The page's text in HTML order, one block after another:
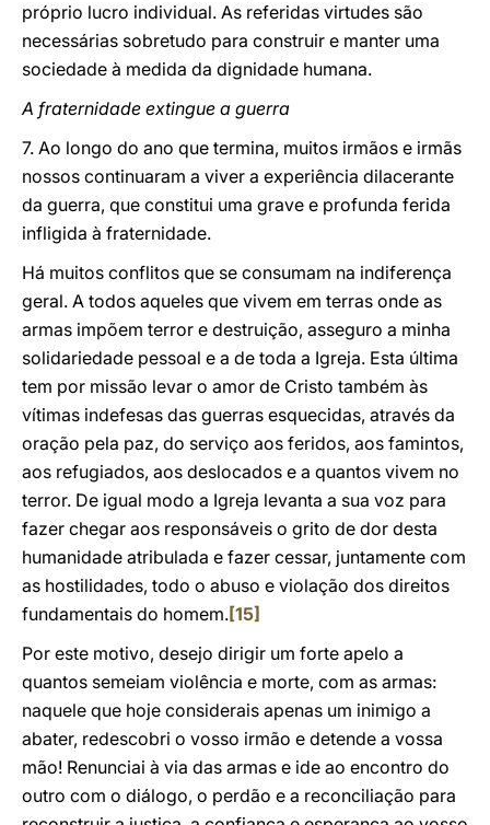
próprio lucro individual. As referidas virtudes são
necessárias sobretudo para construir e manter uma
sociedade à medida da dignidade humana.
A fraternidade extingue a guerra
7. Ao longo do ano que termina, muitos irmãos e irmãs
nossos continuaram a viver a experiência dilacerante
da guerra, que constitui uma grave e profunda ferida
infligida à fraternidade.
Há muitos conflitos que se consumam na indiferença
geral. A todos aqueles que vivem em terras onde as
armas impõem terror e destruição, asseguro a minha
solidariedade pessoal e a de toda a Igreja. Esta última
tem por missão levar o amor de Cristo também às
vítimas indefesas das guerras esquecidas, através da
oração pela paz, do serviço aos feridos, aos famintos,
aos refugiados, aos deslocados e a quantos vivem no
terror. De igual modo a Igreja levanta a sua voz para
fazer chegar aos responsáveis o grito de dor desta
humanidade atribulada e fazer cessar, juntamente com
as hostilidades, todo o abuso e violação dos direitos
fundamentais do homem.[15]
Por este motivo, desejo dirigir um forte apelo a
quantos semeiam violência e morte, com as armas:
naquele que hoje considerais apenas um inimigo a
abater, redescobri o vosso irmão e detende a vossa
mão! Renunciai à via das armas e ide ao encontro do
outro com o diálogo, o perdão e a reconciliação para